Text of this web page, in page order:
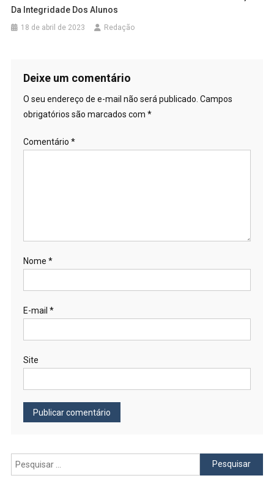
Da Integridade Dos Alunos
18 de abril de 2023 Redação
Deixe um comentário
O seu endereço de e-mail não será publicado. Campos
obrigatórios são marcados com *
Comentário *
Nome *
E-mail *
Site
Pesquisar
por: